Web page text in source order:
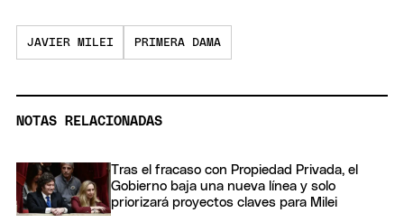
JAVIER MILEI PRIMERA DAMA
NOTAS RELACIONADAS
Tras el fracaso con Propiedad Privada, el
Gobierno baja una nueva línea y solo
priorizará proyectos claves para Milei